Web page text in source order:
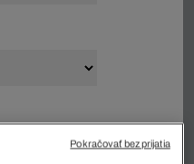
Pokračovať bez prijatia